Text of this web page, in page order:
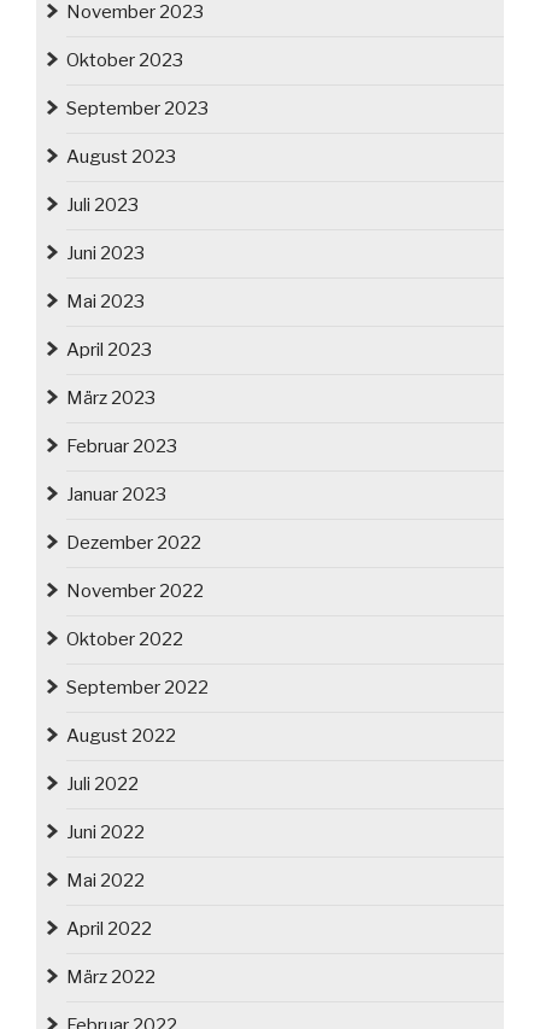
November 2023
Oktober 2023
September 2023
August 2023
Juli 2023
Juni 2023
Mai 2023
April 2023
März 2023
Februar 2023
Januar 2023
Dezember 2022
November 2022
Oktober 2022
September 2022
August 2022
Juli 2022
Juni 2022
Mai 2022
April 2022
März 2022